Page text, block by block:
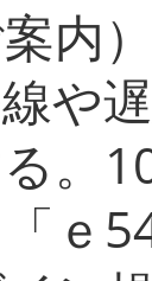
内
や
。
ｅ